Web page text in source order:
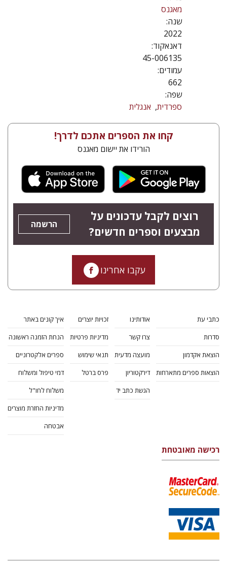
מאגנס
שנה:
2022
דאנאקוד:
45-006135
עמודים:
662
שפה:
ספרדית אנגלית
קחו את הספרים אתכם לדרך!
הורידו את יישום מאגנס
רוצים לקבל עדכונים על
מבצעים וספרים חדשים?
הרשמה
עקבו אחרינו
כתבי עת
סדרות
הוצאת אקדמון
הוצאות ספרים מתארחות
אודותינו
צרו קשר
מועצה מדעית
דירקטוריון
הגשת כתב יד
זכויות יוצרים
מדיניות פרטיות
תנאי שימוש
פרס ברטל
איך קונים באתר
הנחת הזמנה ראשונה
ספרים אלקטרוניים
דמי טיפול ומשלוח
משלוח לחו"ל
מדיניות החזרת מוצרים
אבטחה
רכישה מאובטחת